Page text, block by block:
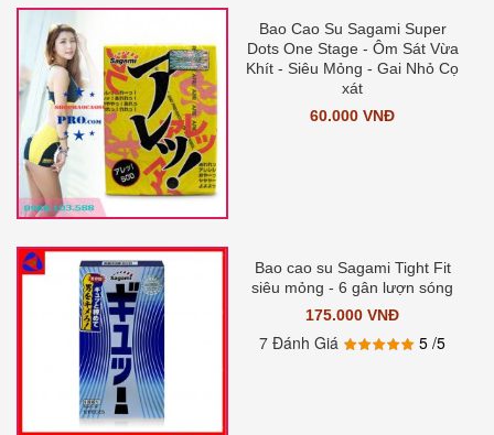
Bao Cao Su Sagami Super
Dots One Stage - Ôm Sát Vừa
Khít - Siêu Mỏng - Gai Nhỏ Cọ
xát
60.000 VNĐ
Bao cao su Sagami Tight Fit
siêu mỏng - 6 gân lượn sóng
175.000 VNĐ
7 Đánh Giá 5/5